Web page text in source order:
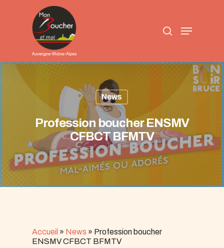
Menu
News
Profession boucher ENSMV
CFBCT BFMTV
Accueil » News » Profession boucher
ENSMV CFBCT BFMTV